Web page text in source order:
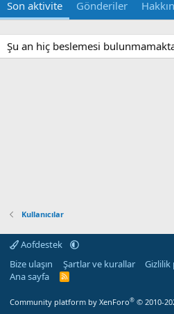
Son aktivite Gönderiler
Şu an hiç beslemesi
Kullanıcılar
Aofdestek
Bize ulaşın
Şartlar ve kurallar Gizlilik
Ana sayfa
R
Community platform by XenForo® © 2010-